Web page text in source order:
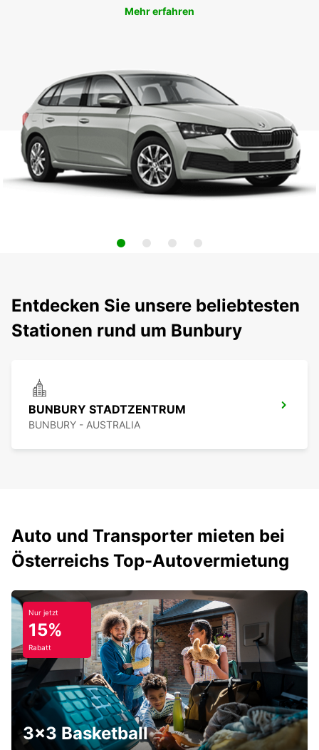
Mehr erfahren
Entdecken Sie unsere beliebtesten
Stationen rund um Bunbury
BUNBURY STADTZENTRUM
BUNBURY - AUSTRALIA
Auto und Transporter mieten bei
Österreichs Top-Autovermietung
Nur jetzt
15%
Rabatt
3x3 Basketball